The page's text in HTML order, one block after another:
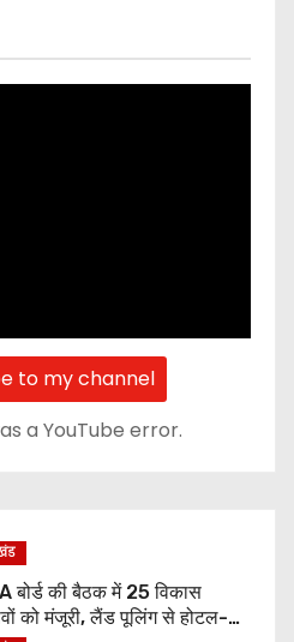
to my channel
a YouTube error.
बोर्ड की बैठक में 25 विकास
को मंजूरी, लैंड पूलिंग से होटल-